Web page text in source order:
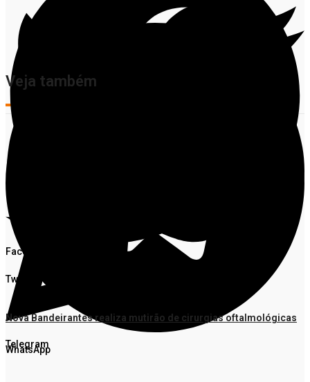
Facebook
Twitter
WhatsApp
Telegram
Veja também
Nova Bandeirantes realiza mutirão de cirurgias oftalmológicas